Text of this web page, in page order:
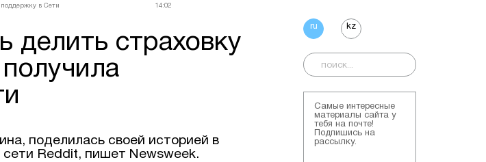
в Сети
14:02
делить страховку
поделилась своей историей в
Reddit, пишет Newsweek.
ru kz
Самые интересные
материалы сайта у
тебя на почте!
Подпишись на
рассылку.